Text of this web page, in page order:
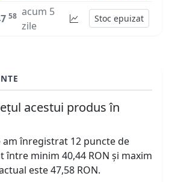
58 acum 5
zile
Stoc epuizat
acestui produs în
am înregistrat 12 puncte de
între minim 40,44 RON și maxim
este 47,58 RON.